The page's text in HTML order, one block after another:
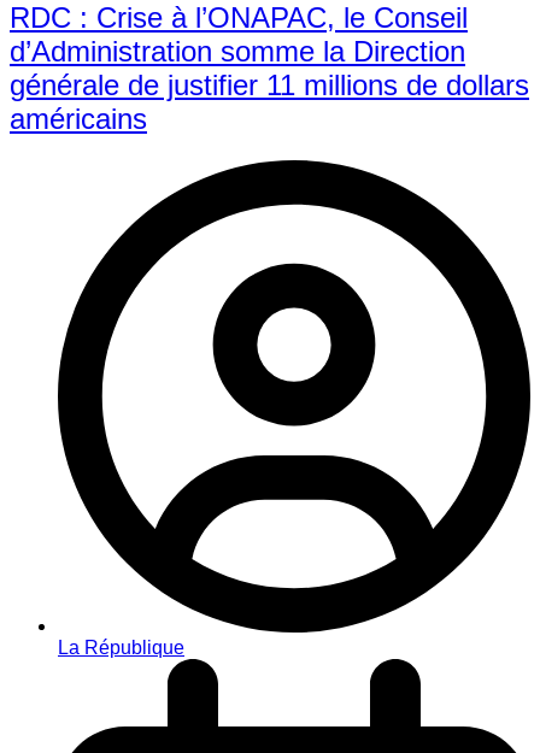
RDC : Crise à l’ONAPAC, le Conseil
d’Administration somme la Direction
générale de justifier 11 millions de dollars
américains
La République